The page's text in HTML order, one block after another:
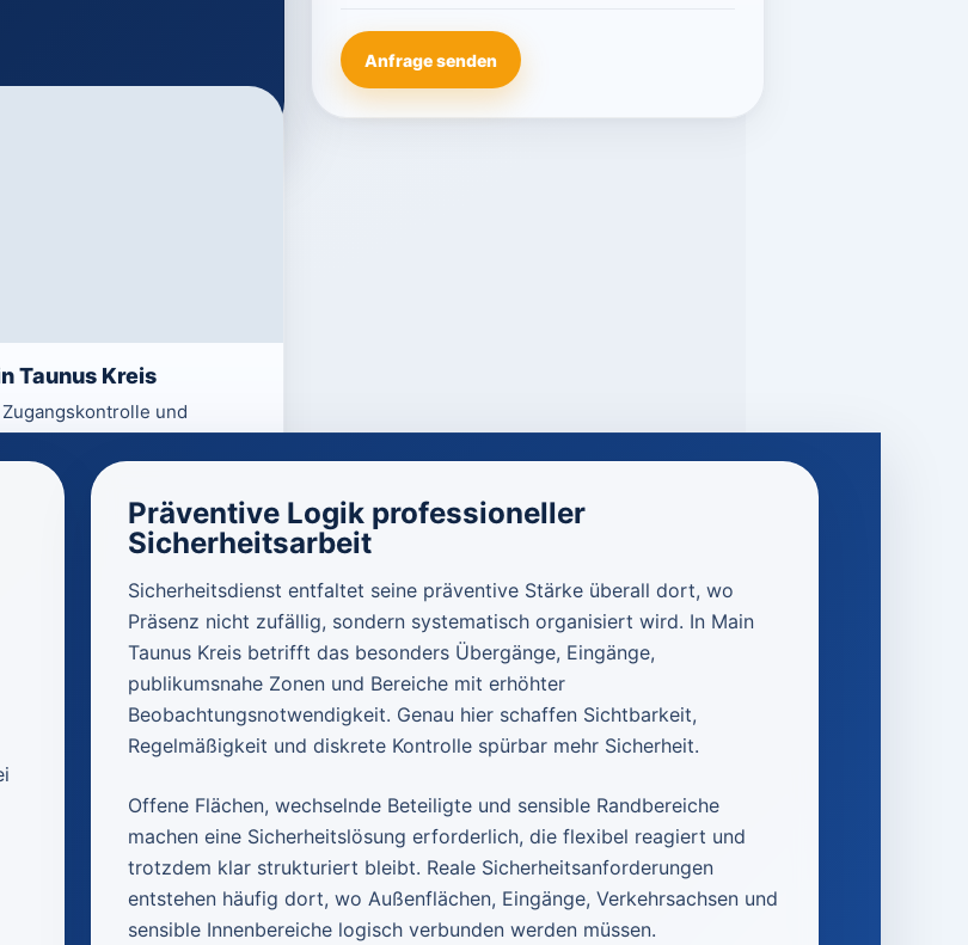
Taunus Kreis
und
Anfrage senden
Präventive Logik professioneller
Sicherheitsarbeit
Sicherheitsdienst entfaltet seine präventive Stärke überall dort, wo
Präsenz nicht zufällig, sondern systematisch organisiert wird. In Main
Taunus Kreis betrifft das besonders Übergänge, Eingänge,
publikumsnahe Zonen und Bereiche mit erhöhter
Beobachtungsnotwendigkeit. Genau hier schaffen Sichtbarkeit,
Regelmäßigkeit und diskrete Kontrolle spürbar mehr Sicherheit.
Offene Flächen, wechselnde Beteiligte und sensible Randbereiche
machen eine Sicherheitslösung erforderlich, die flexibel reagiert und
trotzdem klar strukturiert bleibt. Reale Sicherheitsanforderungen
entstehen häufig dort, wo Außenflächen, Eingänge, Verkehrsachsen und
sensible Innenbereiche logisch verbunden werden müssen.